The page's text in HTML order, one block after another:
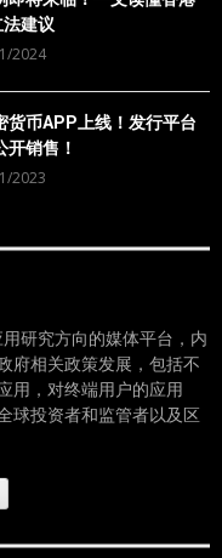
建议
2024
货币APP上线！发行平台
开销售！
2023
研究方向的媒体平台，内
府相关政策发展，包括不
用，对终端用户的应用
球投资者和监管者以及区